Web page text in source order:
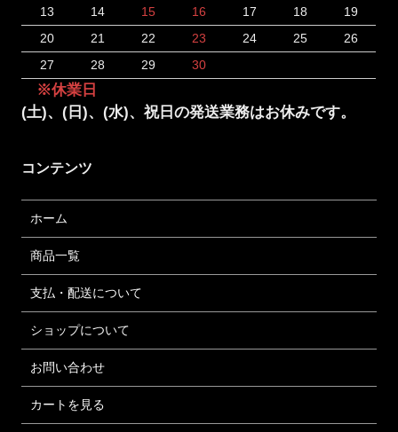
13
14 15 16 17 18
19
20
21 22 23 24 25
26
27
28 29 30
※休業日
(土)、(日)、(水)、祝日の発送業務はお休みです。
コンテンツ
ホーム
商品一覧
支払・配送について
ショップについて
お問い合わせ
カートを見る